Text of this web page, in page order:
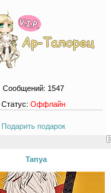
Сообщений: 1547
Статус:Оффлайн
Подарить подарок
Tanya